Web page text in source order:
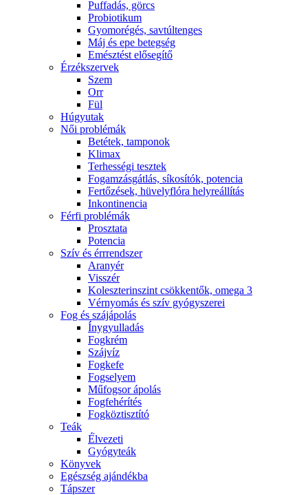
Puffadás, görcs
Probiotikum
Gyomorégés, savtúltenges
Máj és epe betegség
Emésztést elősegítő
Érzékszervek
Szem
Orr
Fül
Húgyutak
Női problémák
Betétek, tamponok
Klimax
Terhességi tesztek
Fogamzásgátlás, síkosítók, potencia
Fertőzések, hüvelyflóra helyreállítás
Inkontinencia
Férfi problémák
Prosztata
Potencia
Szív és érrrendszer
Aranyér
Visszér
Koleszterinszint csökkentők, omega 3
Vérnyomás és szív gyógyszerei
Fog és szájápolás
Í́nygyulladás
Fogkrém
Szájvíz
Fogkefe
Fogselyem
Műfogsor ápolás
Fogfehérítés
Fogköztisztító
Teák
É́lvezeti
Gyógyteák
Könyvek
Egészség ajándékba
Tápszer